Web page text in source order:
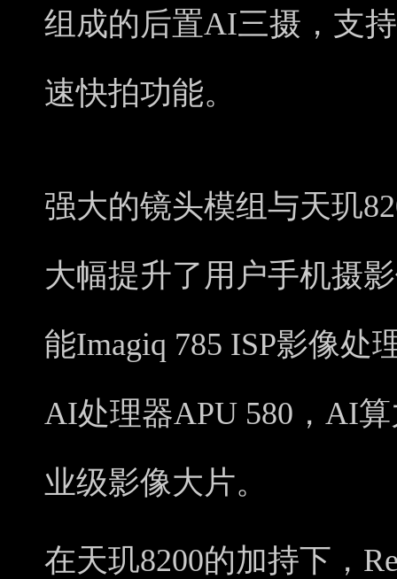
组成的后置AI三摄，支
速快拍功能。
强大的镜头模组与天玑
大幅提升了用户手机摄
能Imagiq 785 ISP影像处
AI处理器APU 580，AI
业级影像大片。
在天玑8200的加持下，